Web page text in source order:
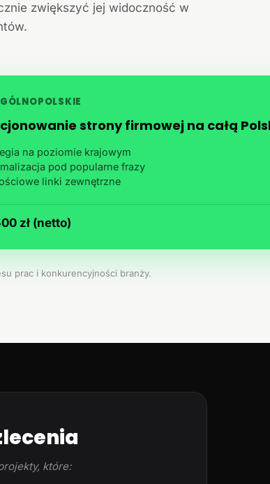
zwiększyć jej widoczność w
strony firmowej na całą
na poziomie krajowym
pod popularne frazy
linki zewnętrzne
zł (netto)
prac i konkurencyjności branży.
które: